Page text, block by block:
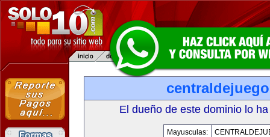
El dueño de este dominio lo
Mayusculas: